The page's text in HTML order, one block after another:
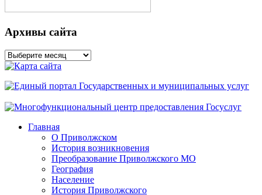
Архивы сайта
Архивы
сайта
Главная
О Приволжском
История возникновения
Преобразование Приволжского МО
География
Население
История Приволжского